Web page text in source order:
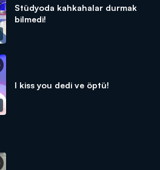
Stüdyoda kahkahalar durmak
bilmedi!
I kiss you dedi ve öptü!